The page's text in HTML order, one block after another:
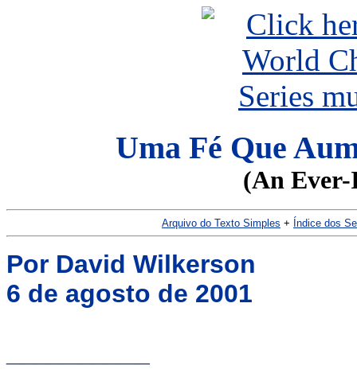
Uma Fé Que
(An
Arquivo do Texto Simples + Índice dos
Por David Wilkerson
6 de agosto de 2001